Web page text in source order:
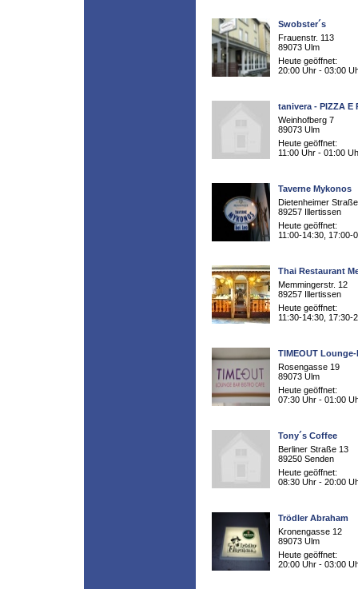
Swobster´s
Frauenstr. 113
89073 Ulm
Heute geöffnet:
20:00 Uhr - 03:00
tanivera - PIZZA E
Weinhofberg 7
89073 Ulm
Heute geöffnet:
11:00 Uhr - 01:00
Taverne Mykonos
Dietenheimer
89257 Illertissen
Heute geöffnet:
11:00-14:30, 17:00-
Thai Restaurant
Memmingerstr. 12
89257 Illertissen
Heute geöffnet:
11:30-14:30, 17:30-
TIMEOUT
Rosengasse 19
89073 Ulm
Heute geöffnet:
07:30 Uhr - 01:00
Tony´s Coffee
Berliner Straße 13
89250 Senden
Heute geöffnet:
08:30 Uhr - 20:00
Trödler Abraham
Kronengasse 12
89073 Ulm
Heute geöffnet:
20:00 Uhr - 03:00